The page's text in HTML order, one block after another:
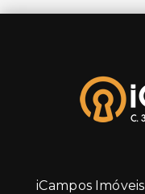
iCampos Imóveis